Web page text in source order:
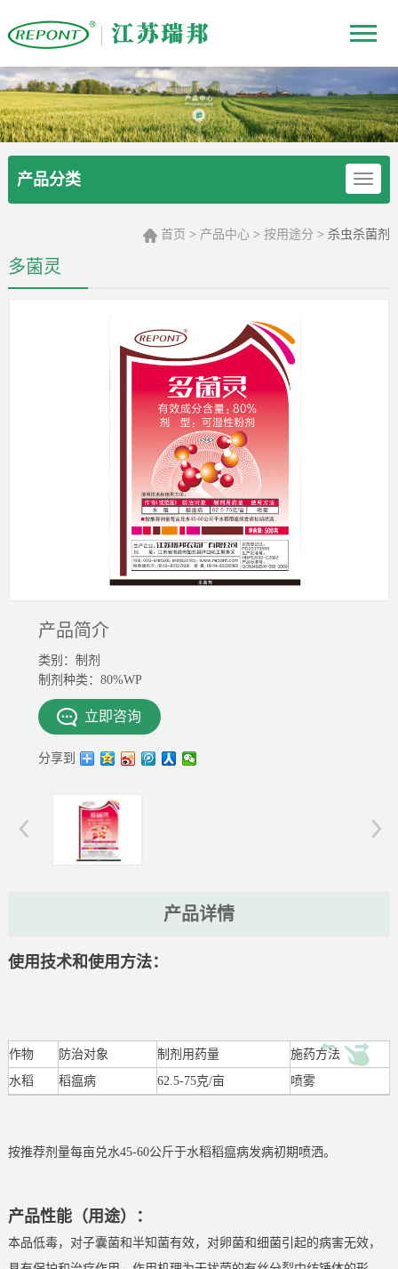
产品分类
首页 > 产品中心 >按用途分 >杀虫杀菌剂
多菌灵
产品简介
类别：制剂
制剂种类：80%WP
立即咨询
分享到
产品详情
使用技术和使用方法：
作物 防治对象 制剂用药量
施药方法
水稻
稻瘟病 62.5-75克/亩 喷雾
按推荐剂量每亩兑水45-60公斤于水稻稻瘟病发病初期喷洒。
产品性能（用途）：
本品低毒，对子囊菌和半知菌有效，对卵菌和细菌引起的病害无效，